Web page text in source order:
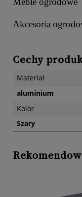
Akcesoria
Cechy
Materiał
aluminium
Kolor
Szary